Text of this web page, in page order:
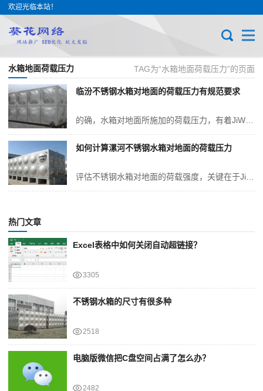
欢迎光临本站！
TAG为“水箱地面荷载压力”的页面
水箱地面荷载压力
临汾不锈钢水箱对地面的荷载压力有规范要求
如何计算漯河不锈钢水箱对地面的荷载压力
热门文章
Excel表格中如何关闭自动超链接？
3305
不锈钢水箱的尺寸有很多种
2518
电脑版微信把C盘空间占满了怎么办？
2482